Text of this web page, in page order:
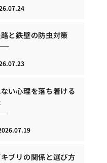
と鉄壁の防虫対策
い心理を落ち着ける
ブリの関係と選び方